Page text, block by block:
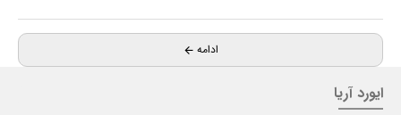
ادامه
ایورد آریا